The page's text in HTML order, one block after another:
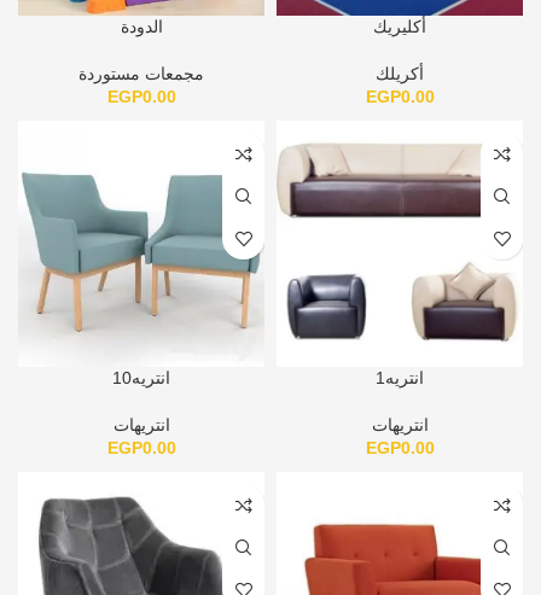
أكليريك
أكريلك
EGP0.00
الدودة
مجمعات مستوردة
EGP0.00
انتريه1
انتريهات
EGP0.00
انتريه10
انتريهات
EGP0.00